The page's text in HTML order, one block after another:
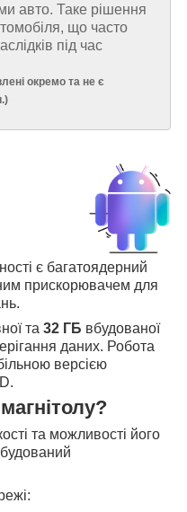
авто. Таке рішення
що часто
під час
окремо та не є
)
є багатоядерний
прискорювачем для
та 32 ГБ вбудованої
даних. Робота
версією
та можливості його